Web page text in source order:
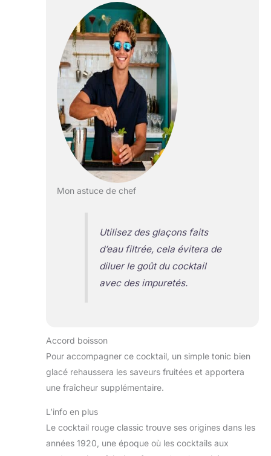
Mon astuce de chef
Utilisez des glaçons faits
d’eau filtrée, cela évitera de
diluer le goût du cocktail
avec des impuretés.
Accord boisson
Pour accompagner ce cocktail, un simple tonic bien
glacé rehaussera les saveurs fruitées et apportera
une fraîcheur supplémentaire.
L’info en plus
Le cocktail rouge classic trouve ses origines dans les
années 1920, une époque où les cocktails aux